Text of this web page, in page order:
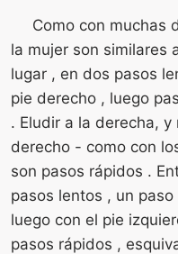
Como con muchas
la mujer son similares
lugar , en dos pasos
pie derecho , luego
. Eludir a la derecha,
derecho - como con
son pasos rápidos .
pasos lentos , un
luego con el pie
pasos rápidos ,